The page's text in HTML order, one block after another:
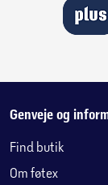
Genveje og
Find butik
Om føtex